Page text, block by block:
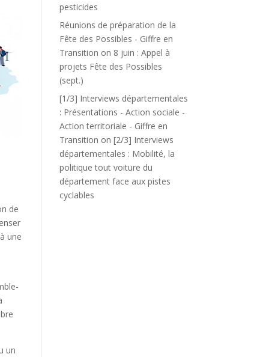
de
une
un
pesticides
Réunions de préparation de la
Fête des Possibles - Giffre en
Transition on 8 juin : Appel à
projets Fête des Possibles
(sept.)
[1/3] Interviews départementales
: Présentations - Action sociale -
Action territoriale - Giffre en
Transition on [2/3] Interviews
départementales : Mobilité, la
politique tout voiture du
département face aux pistes
cyclables